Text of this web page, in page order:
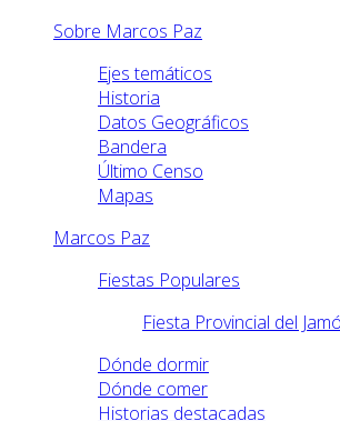
Sobre Marcos Paz
Ejes temáticos
Historia
Datos Geográficos
Bandera
Último Censo
Mapas
Marcos Paz
Fiestas Populares
Fiesta Provincial del
Dónde dormir
Dónde comer
Historias destacadas